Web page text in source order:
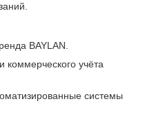
BAYLAN.
коммерческого учёта
системы